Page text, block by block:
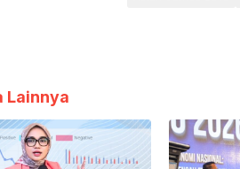
Lainnya